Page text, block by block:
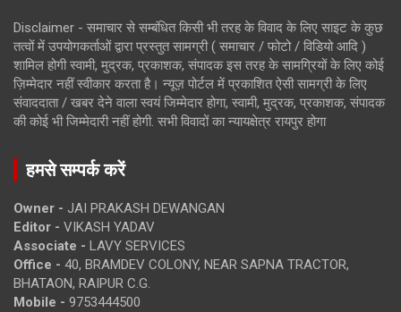
Disclaimer - समाचार से सम्बंधित किसी भी तरह के विवाद के लिए साइट के कुछ
तत्वों में उपयोगकर्ताओं द्वारा प्रस्तुत सामग्री ( समाचार / फोटो / विडियो आदि )
शामिल होगी स्वामी, मुद्रक, प्रकाशक, संपादक इस तरह के सामग्रियों के लिए कोई
ज़िम्मेदार नहीं स्वीकार करता है। न्यूज़ पोर्टल में प्रकाशित ऐसी सामग्री के लिए
संवाददाता / खबर देने वाला स्वयं जिम्मेदार होगा, स्वामी, मुद्रक, प्रकाशक, संपादक
की कोई भी जिम्मेदारी नहीं होगी. सभी विवादों का न्यायक्षेत्र रायपुर होगा
हमसे सम्पर्क करें
Owner - JAI PRAKASH DEWANGAN
Editor - VIKASH YADAV
Associate - LAVY SERVICES
Office - 40, BRAMDEV COLONY, NEAR SAPNA TRACTOR,
BHATAON, RAIPUR C.G.
Mobile - 9753444500